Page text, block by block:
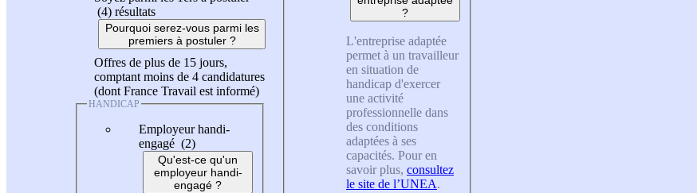
(4) résultats
Pourquoi serez-vous parmi les
premiers à postuler ?
Offres de plus de 15 jours,
comptant moins de 4 candidatures
(dont France Travail est informé)
HANDICAP
Employeur handi-
engagé (2)
Qu'est-ce qu'un
employeur handi-
engagé ?
?
L'entreprise adaptée
permet à un travailleur
en situation de
handicap d'exercer
une activité
professionnelle dans
des conditions
adaptées à ses
capacités. Pour en
savoir plus, consultez
le site de l’UNEA.